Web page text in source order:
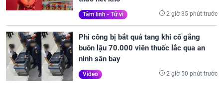
Tâm linh - Tử vi 2 giờ 35 phút trước
Phi công bị bắt quả tang khi cố gắng
buôn lậu 70.000 viên thuốc lắc qua an
ninh sân bay
Video 2 giờ 50 phút trước